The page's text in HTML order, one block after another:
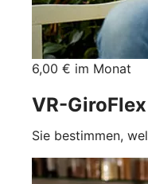
6,00 € im Monat
VR-GiroFlex
Sie bestimmen,